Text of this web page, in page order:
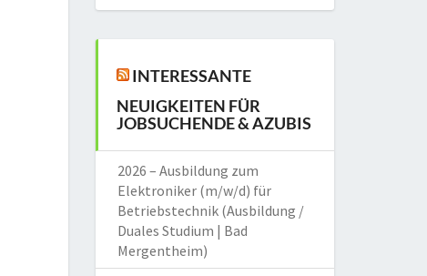
INTERESSANTE
NEUIGKEITEN FÜR
JOBSUCHENDE & AZUBIS
2026 – Ausbildung zum
Elektroniker (m/w/d) für
Betriebstechnik (Ausbildung /
Duales Studium | Bad
Mergentheim)